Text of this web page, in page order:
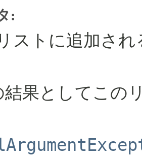
:
ストに追加さ
結果としてこの